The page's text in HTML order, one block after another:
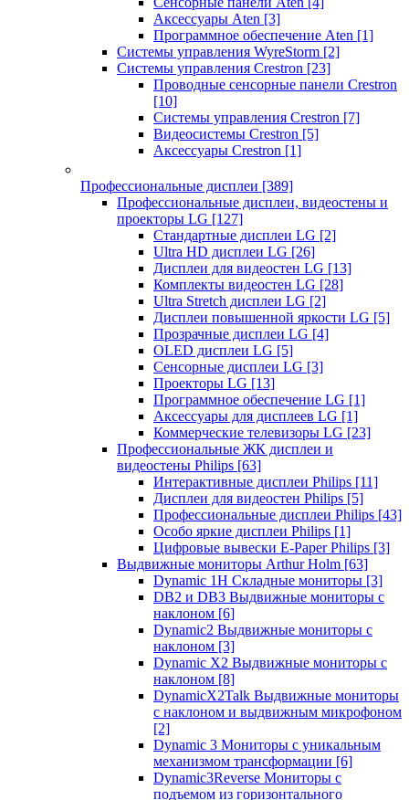
Аксессуары Aten [3]
Программное обеспечение Aten [1]
Системы управления WyreStorm [2]
Системы управления Crestron [23]
Проводные сенсорные панели Crestron
[10]
Системы управления Crestron [7]
Видеосистемы Crestron [5]
Аксессуары Crestron [1]
Профессиональные дисплеи [389]
Профессиональные дисплеи, видеостены и
проекторы LG [127]
Стандартные дисплеи LG [2]
Ultra HD дисплеи LG [26]
Дисплеи для видеостен LG [13]
Комплекты видеостен LG [28]
Ultra Stretch дисплеи LG [2]
Дисплеи повышенной яркости LG [5]
Прозрачные дисплеи LG [4]
OLED дисплеи LG [5]
Сенсорные дисплеи LG [3]
Проекторы LG [13]
Программное обеспечение LG [1]
Аксессуары для дисплеев LG [1]
Коммерческие телевизоры LG [23]
Профессиональные ЖК дисплеи и
видеостены Philips [63]
Интерактивные дисплеи Philips [11]
Дисплеи для видеостен Philips [5]
Профессиональные дисплеи Philips [43]
Особо яркие дисплеи Philips [1]
Цифровые вывески E-Paper Philips [3]
Выдвижные мониторы Arthur Holm [63]
Dynamic 1Н Складные мониторы [3]
DB2 и DB3 Выдвижные мониторы с
наклоном [6]
Dynamic2 Выдвижные мониторы с
наклоном [3]
Dynamic X2 Выдвижные мониторы с
наклоном [8]
DynamicX2Talk Выдвижные мониторы
с наклоном и выдвижным микрофоном
[2]
Dynamic 3 Мониторы с уникальным
механизмом трансформации [6]
Dynamic3Reverse Мониторы с
подъемом из горизонтального